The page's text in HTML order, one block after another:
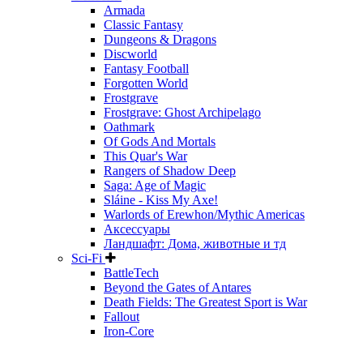
Armada
Classic Fantasy
Dungeons & Dragons
Discworld
Fantasy Football
Forgotten World
Frostgrave
Frostgrave: Ghost Archipelago
Oathmark
Of Gods And Mortals
This Quar's War
Rangers of Shadow Deep
Saga: Age of Magic
Sláine - Kiss My Axe!
Warlords of Erewhon/Mythic Americas
Аксессуары
Ландшафт: Дома, животные и тд
Sci-Fi
BattleTech
Beyond the Gates of Antares
Death Fields: The Greatest Sport is War
Fallout
Iron-Core